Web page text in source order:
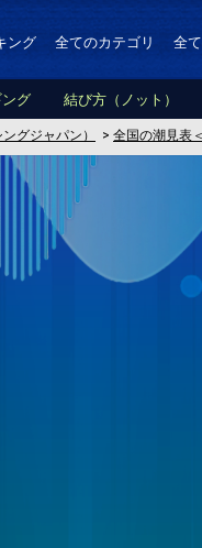
ング 全てのカテゴリ 全
グ 結び方（ノット）
グジャパン） > 全国の潮見表